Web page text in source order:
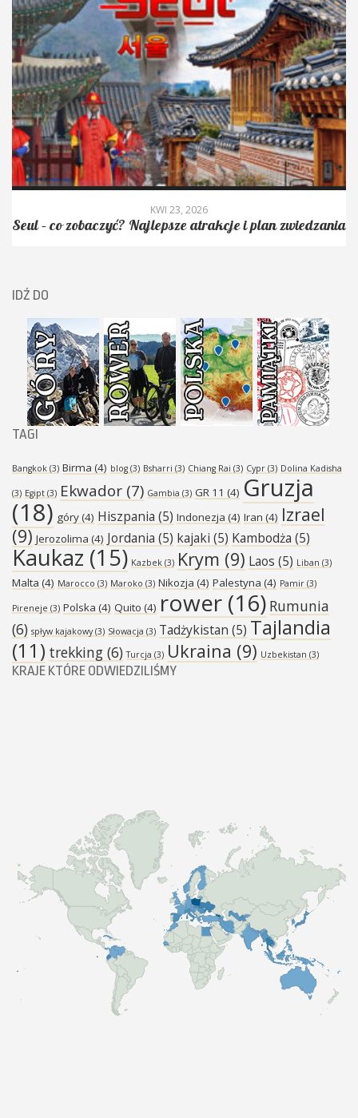
KWI 23, 2026
Seul – co zobaczyć? Najlepsze atrakcje i plan zwiedzania
IDŹ DO
TAGI
Bangkok (3) Birma (4) blog (3) Bsharri (3) Chiang Rai (3) Cypr (3) Dolina Kadisha
(3) Egipt (3) Ekwador (7) Gambia (3) GR 11 (4) Gruzja
(18) góry(4) Hiszpania (5) Indonezja (4) Iran (4) Izrael
(9) Jerozolima (4) Jordania (5) kajaki (5) Kambodża (5)
Kaukaz (15) Kazbek (3) Krym (9) Laos (5) Liban (3)
Malta (4) Marocco (3) Maroko (3) Nikozja (4) Palestyna (4) Pamir (3)
Pireneje (3) Polska (4) Quito (4) rower (16) Rumunia
(6) spływ kajakowy(3) Słowacja (3) Tadżykistan (5) Tajlandia
(11) trekking (6) Turcja (3) Ukraina (9) Uzbekistan (3)
KRAJE KTÓRE ODWIEDZILIŚMY